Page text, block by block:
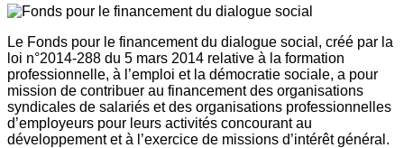
Le Fonds pour le financement du dialogue social, créé par la
loi n°2014-288 du 5 mars 2014 relative à la formation
professionnelle, à l’emploi et la démocratie sociale, a pour
mission de contribuer au financement des organisations
syndicales de salariés et des organisations professionnelles
d’employeurs pour leurs activités concourant au
développement et à l’exercice de missions d’intérêt général.